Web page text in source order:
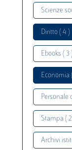
Scienze
Diritto ( 4 )
Ebooks ( 3
Economia
Personale
Stampa (
Archivi